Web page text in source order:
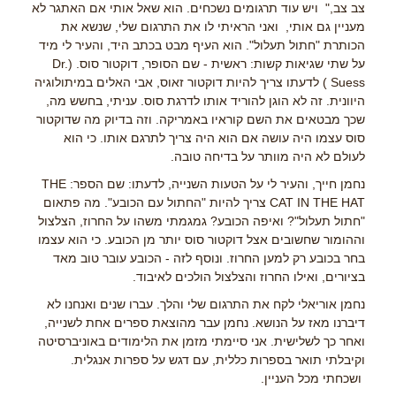
צב צב," ויש עוד תרגומים נשכחים. הוא שאל אותי אם האתגר לא
מעניין גם אותי, ואני הראיתי לו את התרגום שלי, שנשא את
הכותרת "חתול תעלול". הוא העיף מבט בכתב היד, והעיר לי מיד
על שתי שגיאות קשות: ראשית - שם הסופר, דוקטור סוס. (Dr.
Suess ) לדעתו צריך להיות דוקטור זאוס, אבי האלים במיתולוגיה
היוונית. זה לא הוגן להוריד אותו לדרגת סוס. עניתי, בחשש מה,
שכך מבטאים את השם קוראיו באמריקה. וזה בדיוק מה שדוקטור
סוס עצמו היה עושה אם הוא היה צריך לתרגם אותו. כי הוא
לעולם לא היה מוותר על בדיחה טובה.
נחמן חייך, והעיר לי על הטעות השנייה, לדעתו: שם הספר: THE
CAT IN THE HAT צריך להיות "החתול עם הכובע". מה פתאום
"חתול תעלול"? ואיפה הכובע? גמגמתי משהו על החרוז, הצלצול
וההומור שחשובים אצל דוקטור סוס יותר מן הכובע. כי הוא עצמו
בחר בכובע רק למען החרוז. ונוסף לזה - הכובע עובר טוב מאד
בציורים, ואילו החרוז והצלצול הולכים לאיבוד.
נחמן אוריאלי לקח את התרגום שלי והלך. עברו שנים ואנחנו לא
דיברנו מאז על הנושא. נחמן עבר מהוצאת ספרים אחת לשנייה,
ואחר כך לשלישית. אני סיימתי מזמן את הלימודים באוניברסיטה
וקיבלתי תואר בספרות כללית, עם דגש על ספרות אנגלית.
ושכחתי מכל העניין.